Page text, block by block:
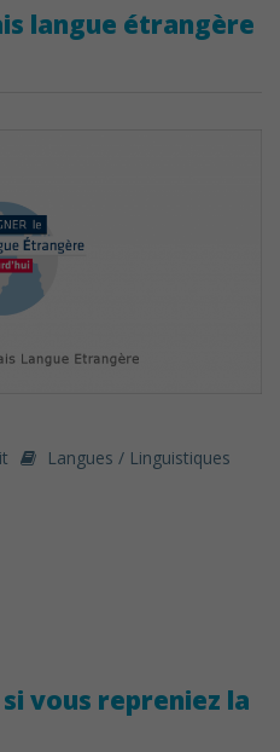
langue étrangère
Langues / Linguistiques
vous repreniez la